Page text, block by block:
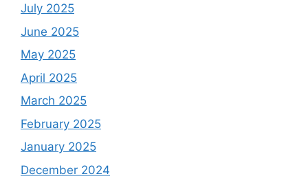
July 2025
June 2025
May 2025
April 2025
March 2025
February 2025
January 2025
December 2024